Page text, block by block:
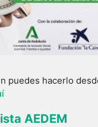
puedes hacerlo
AEDEM